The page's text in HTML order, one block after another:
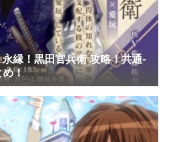
縁！黒田官兵衛 攻略！共通-
め！